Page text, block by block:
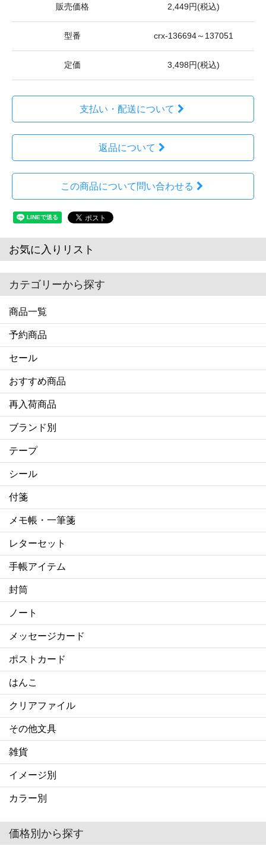
販売価格 2,449円(税込)
型番 crx-136694～137051
定価 3,498円(税込)
支払い・配送について
返品について
この商品について問い合わせる
お気に入りリスト
カテゴリーから探す
商品一覧
予約商品
セール
おすすめ商品
再入荷商品
ブランド別
テープ
シール
付箋
メモ帳・一筆箋
レターセット
手帳アイテム
封筒
ノート
メッセージカード
ポストカード
はんこ
クリアファイル
その他文具
雑貨
イメージ別
カラー別
価格別から探す